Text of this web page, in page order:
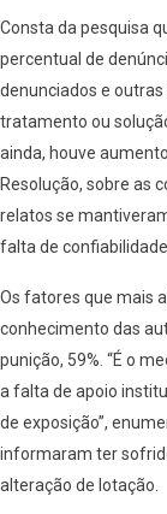
Consta da pesquisa
percentual de
denunciados e
tratamento ou
ainda, houve
Resolução, sobre as
relatos se
falta de
Os fatores que mais
conhecimento das
punição, 59%. “É o
a falta de apoio
de exposição”,
informaram ter
alteração de lotação.